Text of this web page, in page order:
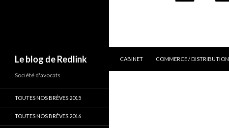
Le blog de Redlink
CABINET
COMMERCE / DISTRIBUTION
Société d'avocats
TOUTES NOS BRÈVES 2015
TOUTES NOS BRÈVES 2016